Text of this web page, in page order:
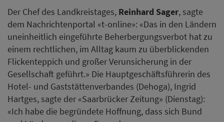
Der Chef des Landkreistages, Reinhard Sager, sagte
dem Nachrichtenportal «t-online»: «Das in den Ländern
uneinheitlich eingeführte Beherbergungsverbot hat zu
einem rechtlichen, im Alltag kaum zu überblickenden
Flickenteppich und großer Verunsicherung in der
Gesellschaft geführt.» Die Hauptgeschäftsführerin des
Hotel- und Gaststättenverbandes (Dehoga), Ingrid
Hartges, sagte der «Saarbrücker Zeitung» (Dienstag):
«Ich habe die begründete Hoffnung, dass sich Bund